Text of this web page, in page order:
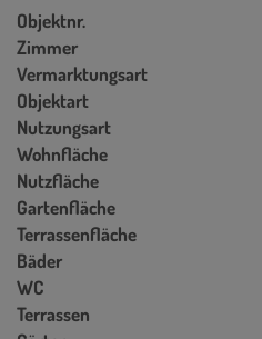
Objektnr.
Zimmer
Vermarktungsart
Objektart
Nutzungsart
Wohnfläche
Nutzfläche
Gartenfläche
Terrassenfläche
Bäder
WC
Terrassen